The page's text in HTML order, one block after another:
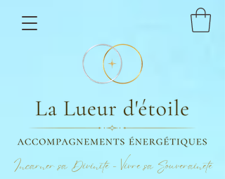
Incarner sa Divinité - Vivre sa Souveraineté